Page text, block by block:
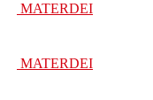
MATERDEI
MATERDEI